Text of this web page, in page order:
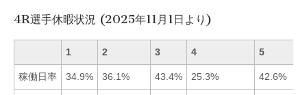
4R選手休暇状況 (2025年11月1日より)
1 2 3 4 5
稼働日率 34.9% 36.1% 43.4% 25.3% 42.6%